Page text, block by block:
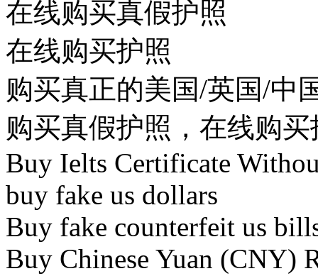
在线购买真假护照​
在线购买护照​
购买真正的美国/英国/中
购买真假护照，在线购
Buy Ielts Certificate
buy fake us dollars​
Buy fake counterfeit us
Buy Chinese Yuan (CNY)